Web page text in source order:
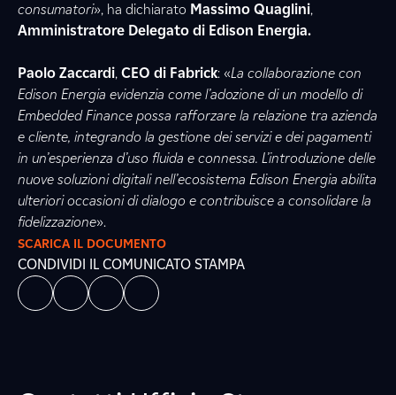
consumatori», ha dichiarato Massimo Quaglini,
Amministratore Delegato di Edison Energia.
Paolo Zaccardi, CEO di Fabrick: «La collaborazione con
Edison Energia evidenzia come l’adozione di un modello di
Embedded Finance possa rafforzare la relazione tra azienda
e cliente, integrando la gestione dei servizi e dei pagamenti
in un’esperienza d’uso fluida e connessa. L’introduzione delle
nuove soluzioni digitali nell’ecosistema Edison Energia abilita
ulteriori occasioni di dialogo e contribuisce a consolidare la
fidelizzazione».
SCARICA IL DOCUMENTO
CONDIVIDI IL COMUNICATO STAMPA